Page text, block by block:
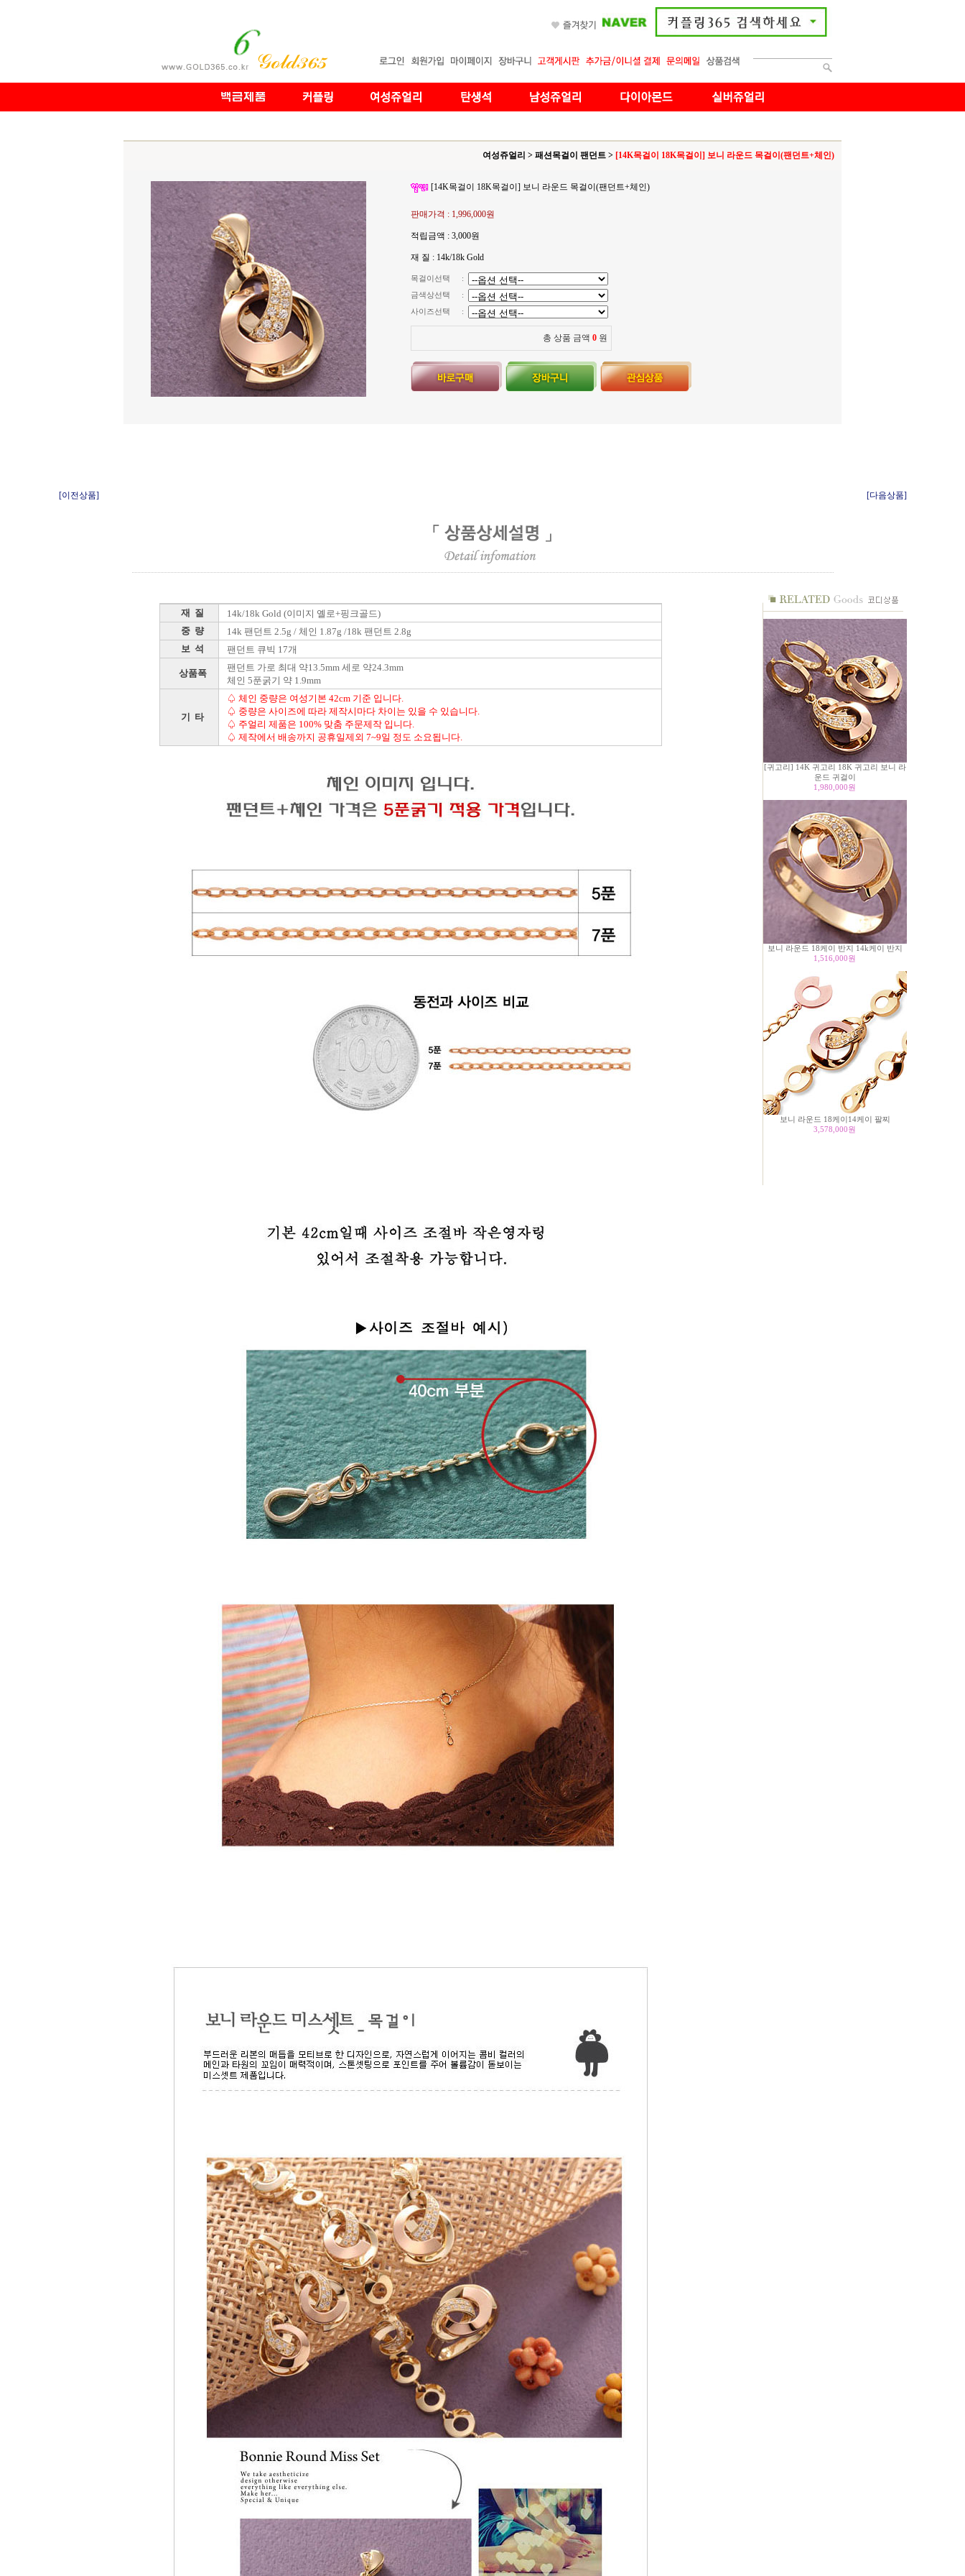
여성쥬얼리 > 패션목걸이 팬던트 > [14K목걸이 18K목걸이] 보니 라운드 목걸이(팬던트+체인)
[14K목걸이 18K목걸이] 보니 라운드 목걸이(팬던트+체인)
판매가격 : 1,996,000원
적립금액 : 3,000원
재 질 : 14k/18k Gold
목걸이선택
:
금색상선택
:
사이즈선택
:
총 상품 금액 0 원
[이전상품] [다음상품]
재 질 14k/18k Gold (이미지 옐로+핑크골드)
중 량 14k 팬던트 2.5g / 체인 1.87g /18k 팬던트 2.8g
보 석 팬던트 큐빅 17개
상품폭
팬던트 가로 최대 약13.5mm 세로 약24.3mm
체인 5푼굵기 약 1.9mm
기 타
♤ 체인 중량은 여성기본 42cm 기준 입니다.
♤ 중량은 사이즈에 따라 제작시마다 차이는 있을 수 있습니다.
♤ 주얼리 제품은 100% 맞춤 주문제작 입니다.
♤ 제작에서 배송까지 공휴일제외 7~9일 정도 소요됩니다.
[귀고리] 14K 귀고리 18K 귀고리 보니 라
운드 귀걸이
1,980,000원
보니 라운드 18케이 반지 14k케이 반지
1,516,000원
보니 라운드 18케이14케이 팔찌
3,578,000원